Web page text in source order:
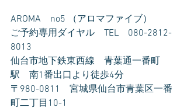
AROMA　no5 （アロマファイブ）
ご予約専用ダイヤル　TEL　080-2812-
8013
仙台市地下鉄東西線　青葉通一番町
駅　南1番出口より徒歩4分
〒980-0811　宮城県仙台市青葉区一番
町二丁目10-1